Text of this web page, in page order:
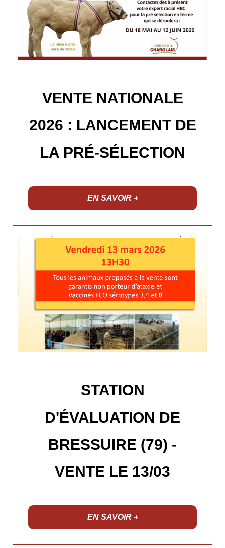
VENTE NATIONALE
2026 : LANCEMENT DE
LA PRÉ-SÉLECTION
EN SAVOIR +
STATION
D'ÉVALUATION DE
BRESSUIRE (79) -
VENTE LE 13/03
EN SAVOIR +